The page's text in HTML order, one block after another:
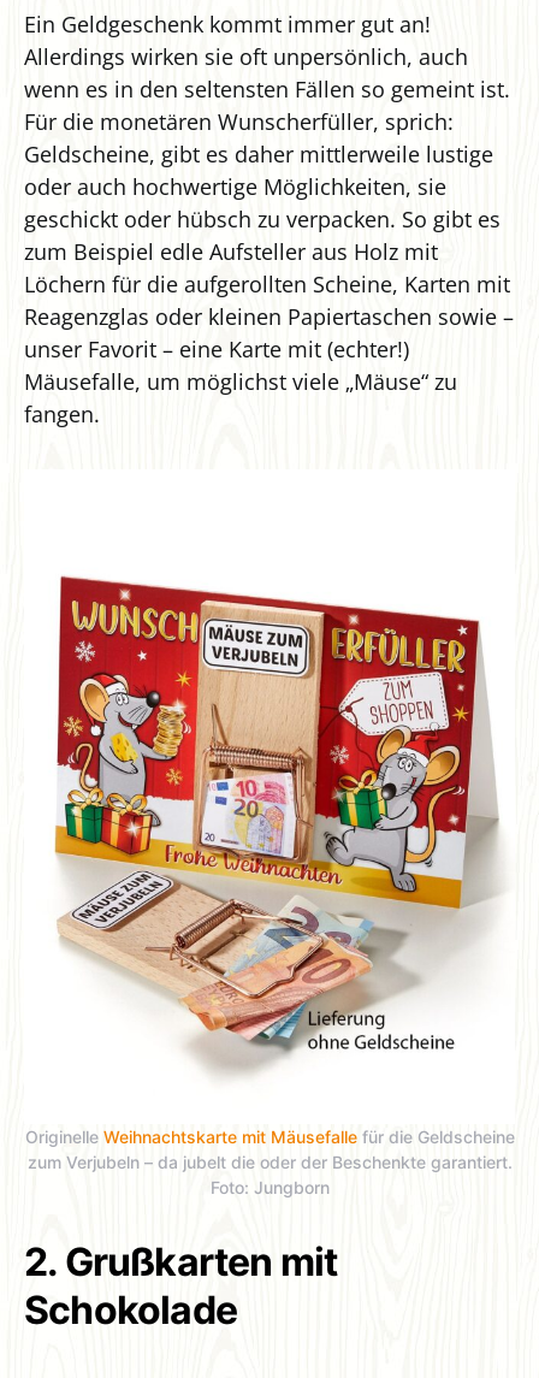
Ein Geldgeschenk kommt immer gut an!
Allerdings wirken sie oft unpersönlich, auch
wenn es in den seltensten Fällen so gemeint ist.
Für die monetären Wunscherfüller, sprich:
Geldscheine, gibt es daher mittlerweile lustige
oder auch hochwertige Möglichkeiten, sie
geschickt oder hübsch zu verpacken. So gibt es
zum Beispiel edle Aufsteller aus Holz mit
Löchern für die aufgerollten Scheine, Karten mit
Reagenzglas oder kleinen Papiertaschen sowie –
unser Favorit – eine Karte mit (echter!)
Mäusefalle, um möglichst viele „Mäuse“ zu
fangen.
Originelle Weihnachtskarte mit Mäusefallefür die Geldscheine
zum Verjubeln – da jubelt die oder der Beschenkte garantiert.
Foto: Jungborn
2. Grußkarten mit
Schokolade